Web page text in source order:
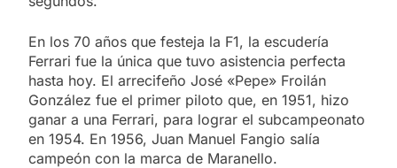
En los 70 años que festeja la F1, la escudería
Ferrari fue la única que tuvo asistencia perfecta
hasta hoy. El arrecifeño José «Pepe» Froilán
González fue el primer piloto que, en 1951, hizo
ganar a una Ferrari, para lograr el subcampeonato
en 1954. En 1956, Juan Manuel Fangio salía
campeón con la marca de Maranello.